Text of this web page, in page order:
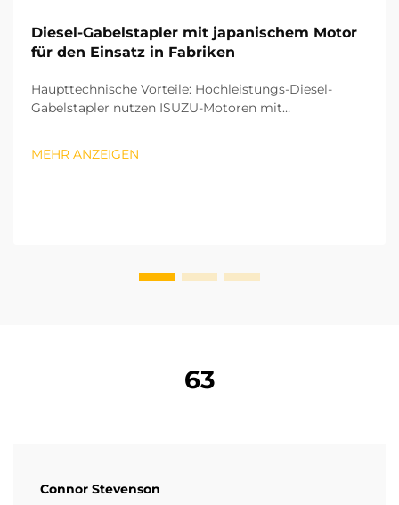
Diesel-Gabelstapler mit japanischem Motor
für den Einsatz in Fabriken
Haupttechnische Vorteile: Hochleistungs-Diesel-
Gabelstapler nutzen ISUZU-Motoren mit
MEHR ANZEIGEN
63
Connor Stevenson